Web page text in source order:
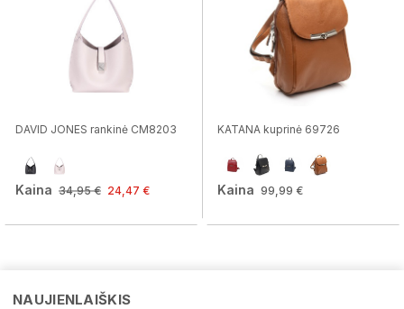
DAVID JONES rankinė CM8203
Kaina 34,95 € 24,47 €
KATANA kuprinė 69726
Kaina 99,99 €
NAUJIENLAIŠKIS